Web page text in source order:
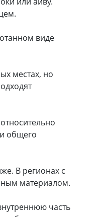
виде
местах, но
общего
В регионах с
материалом.
часть